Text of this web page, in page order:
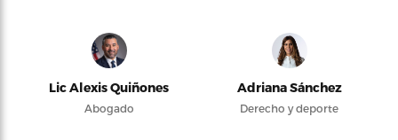
Lic Alexis Quiñones
Abogado
Adriana Sánchez
Derecho y deporte